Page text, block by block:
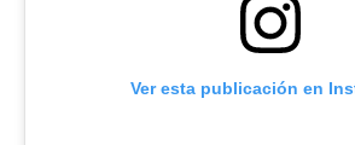
Ver esta publicación en